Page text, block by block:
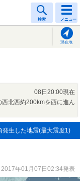
検索 メニュー
現在地
08日20:00現在
北西約200kmを西に進ん
発生した地震(最大震度1)
2017年01月07日02:34発表